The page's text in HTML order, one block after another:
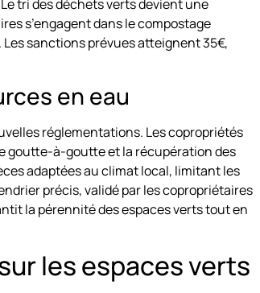
tri des déchets verts devient une
s’engagent dans le compostage
sanctions prévues atteignent 35€,
en eau
réglementations. Les copropriétés
goutte-à-goutte et la récupération des
adaptées au climat local, limitant les
précis, validé par les copropriétaires
la pérennité des espaces verts tout en
les espaces verts